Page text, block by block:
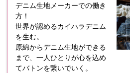
デニム生地メーカーでの働き
方！
世界が認めるカイハラデニム
を生む。
原綿からデニム生地ができる
まで、一人ひとりが心を込め
てバトンを繋いでいく。